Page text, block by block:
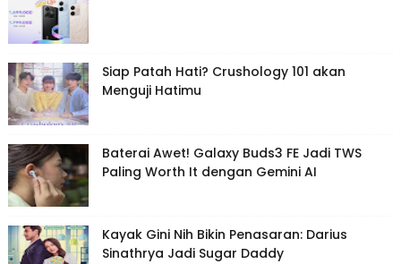
Siap Patah Hati? Crushology 101 akan
Menguji Hatimu
Baterai Awet! Galaxy Buds3 FE Jadi TWS
Paling Worth It dengan Gemini AI
Kayak Gini Nih Bikin Penasaran: Darius
Sinathrya Jadi Sugar Daddy